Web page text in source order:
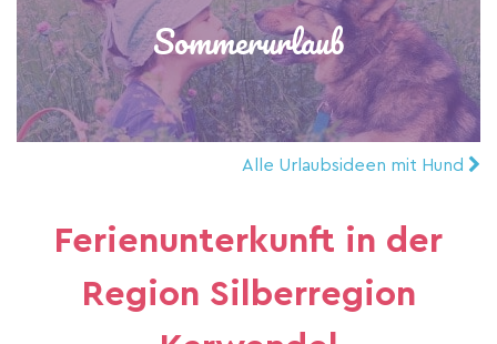
Sommerurlaub
Alle Urlaubsideen mit Hund
Ferienunterkunft in der
Region Silberregion